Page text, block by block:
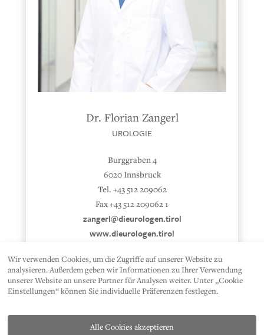
Dr. Florian Zangerl
UROLOGIE
Burggraben 4
6020 Innsbruck
Tel. +43 512 209062
Fax +43 512 209062 1
zangerl@dieurologen.tirol
www.dieurologen.tirol
Wir verwenden Cookies, um die Zugriffe auf unserer Website zu
analysieren. Außerdem geben wir Informationen zu Ihrer Verwendung
unserer Website an unsere Partner für Analysen weiter. Unter „Cookie
Einstellungen“ können Sie individuelle Präferenzen festlegen.
Alle Cookies akzeptieren